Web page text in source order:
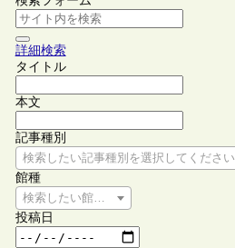
詳細検索
タイトル
本文
記事種別
検索したい記事種別を選択してください
館種
検索したい館種を選択してください
投稿日